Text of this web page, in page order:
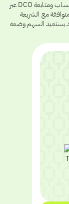
ضمن الأسهم الحلال على تبادلات. يمكنك مع ذلك فتح حساب ومتابعة DCO عبر
مع الشريعة
وقد يستعيد السهم وضعه